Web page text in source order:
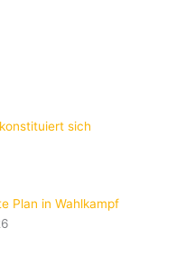
sich
Plan in Wahlkampf